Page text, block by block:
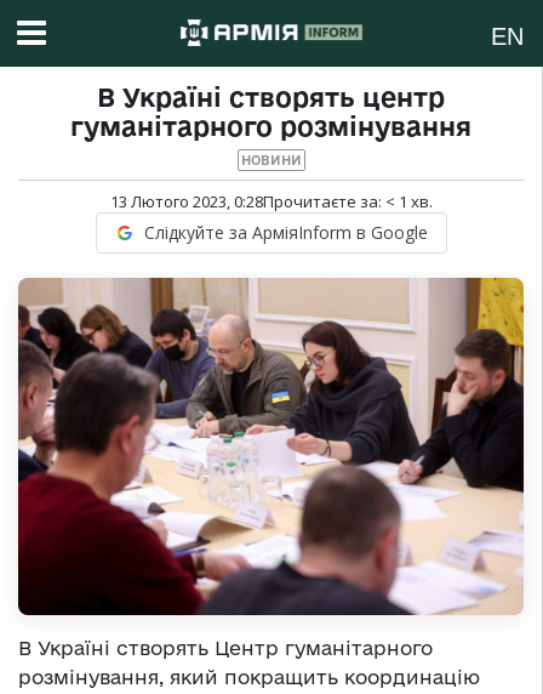
EN
В Україні створять центр
гуманітарного розмінування
НОВИНИ
13 Лютого 2023, 0:28Прочитаєте за: < 1 хв.
Слідкуйте за АрміяInform в Google
В Україні створять Центр гуманітарного
розмінування, який покращить координацію